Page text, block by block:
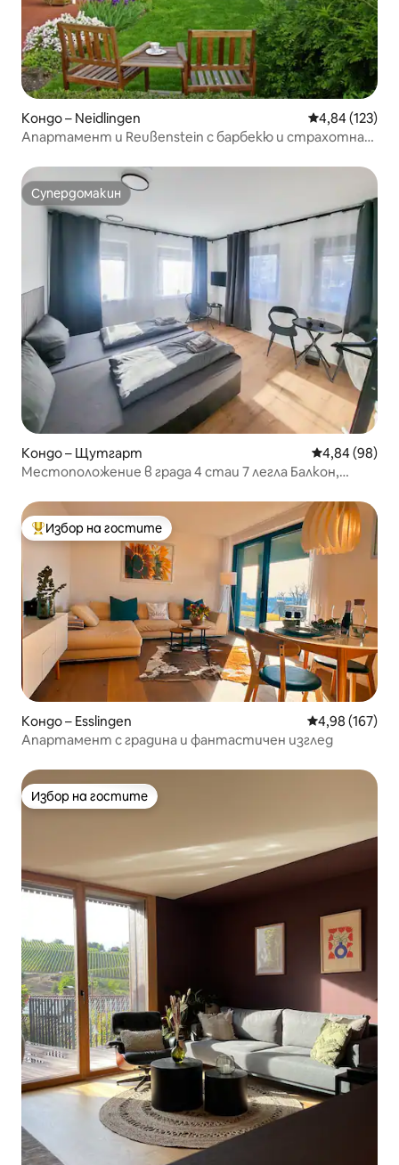
Кондо – Neidlingen Средна
4,84 (123)
Апартамент и Reußenstein с барбекю и страхотна
Супердомакин
Супердомакин
Кондо – Щутгарт Средна
4,84 (98)
Местоположение в града 4 стаи 7 легла Балкон,
Най-популярен избор на гостите
Избор на гостите
Кондо – Esslingen Средна
4,98 (167)
Апартамент с градина и фантастичен изглед
Избор на гостите
Избор на гостите